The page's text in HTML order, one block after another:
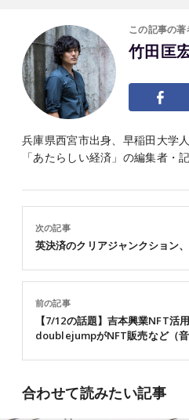
この記事の
竹田匡
兵庫県西宮市出身、早稲田大学
「あたらしい経済」の編集者・記
前の記事
【7/12の話題】吉本興業NFT活
doublejumpがNFT販売など（音
次の記事
英決済のクリアジャンクション
合わせて読みたい記事